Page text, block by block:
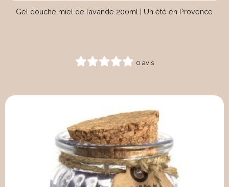
Gel douche miel de lavande 200ml | Un été en Provence
0 avis